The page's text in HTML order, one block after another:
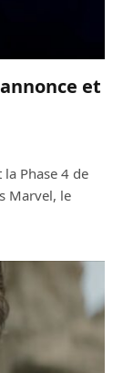
et
Phase 4 de
Marvel, le